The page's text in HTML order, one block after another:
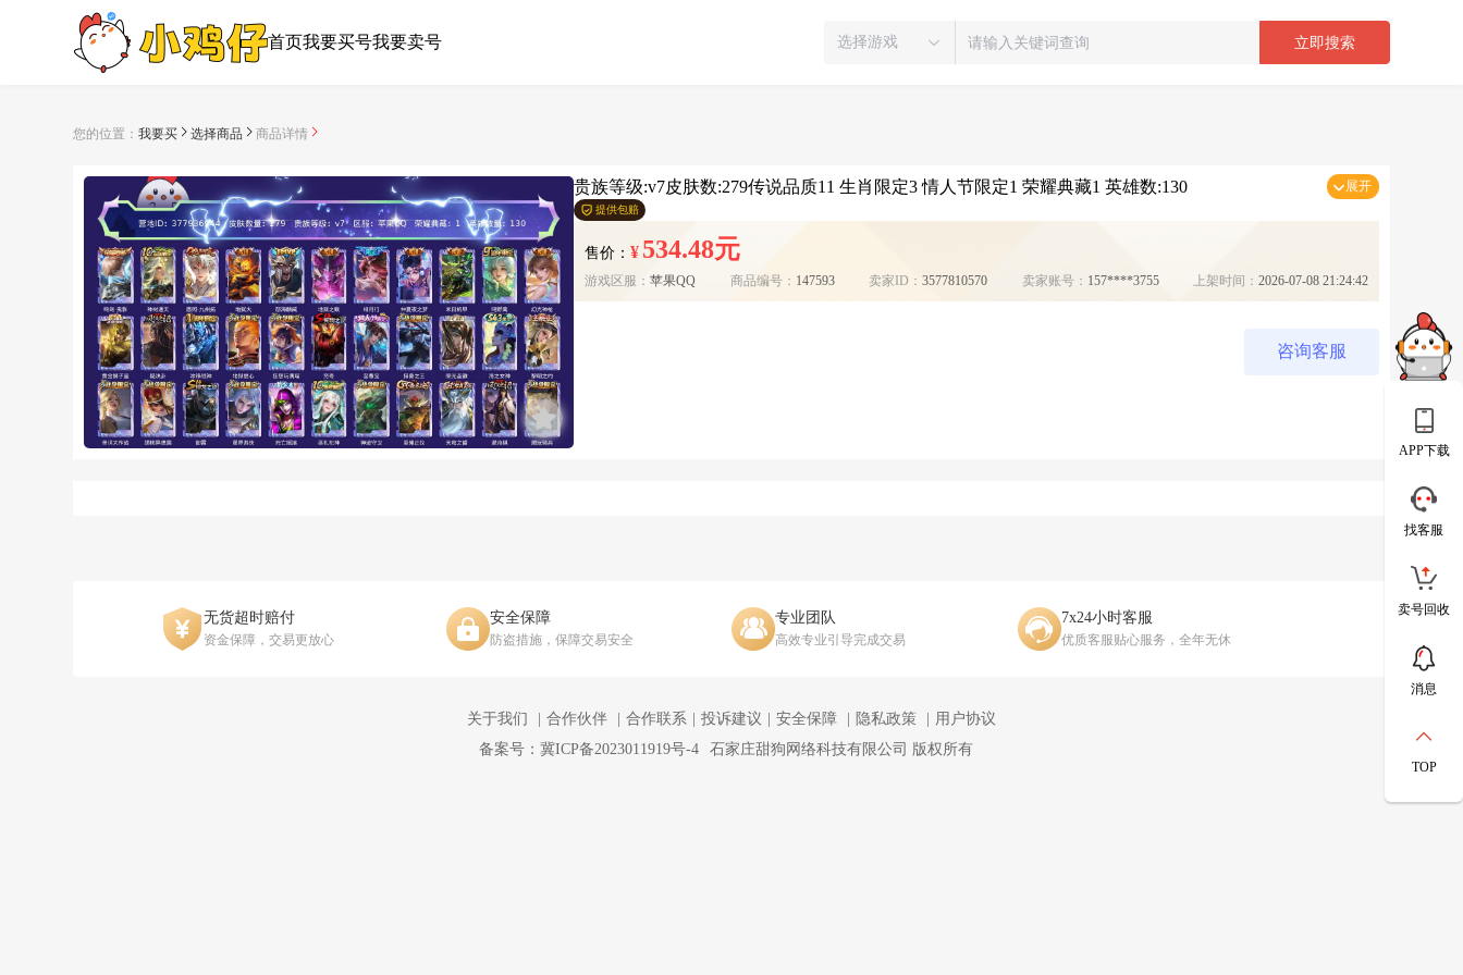
首页我要买号我要卖号 选择游戏 立即搜索
您的位置： 我要买 选择商品 商品详情
贵族等级:v7皮肤数:279传说品质11 生肖限定3 情人节限定1 荣耀典藏1 英雄数:130 展开
提供包赔
售价： ¥ 534.48元
游戏区服： 苹果QQ 商品编号： 147593 卖家ID： 3577810570 卖家账号： 157****3755 上架时间： 2026-07-08 21:24:42
咨询客服
无货超时赔付
资金保障，交易更放心
安全保障
防盗措施，保障交易安全
专业团队
高效专业引导完成交易
7x24小时客服
优质客服贴心服务，全年无休
关于我们 合作伙伴 合作联系 投诉建议 安全保障 隐私政策
用户协议
备案号：冀ICP备2023011919号-4
石家庄甜狗网络科技有限公司 版权所有
APP下载
找客服
卖号回收
消息
TOP